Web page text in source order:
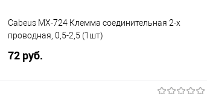
Cabeus MX-724 Клемма соединительная 2-х
проводная, 0,5-2,5 (1шт)
72 руб.